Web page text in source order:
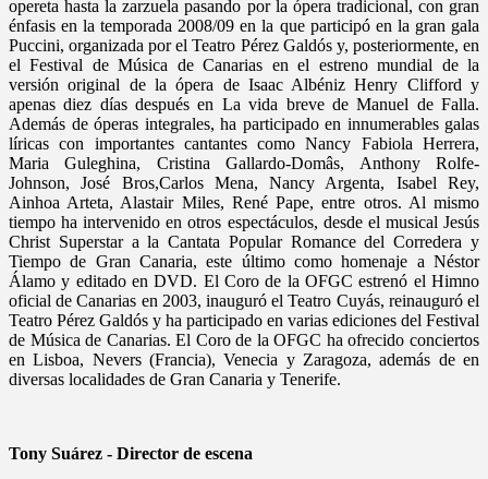
opereta hasta la zarzuela pasando por la ópera tradicional, con gran
énfasis en la temporada 2008/09 en la que participó en la gran gala
Puccini, organizada por el Teatro Pérez Galdós y, posteriormente, en
el Festival de Música de Canarias en el estreno mundial de la
versión original de la ópera de Isaac Albéniz Henry Clifford y
apenas diez días después en La vida breve de Manuel de Falla.
Además de óperas integrales, ha participado en innumerables galas
líricas con importantes cantantes como Nancy Fabiola Herrera,
Maria Guleghina, Cristina Gallardo-Domâs, Anthony Rolfe-
Johnson, José Bros,Carlos Mena, Nancy Argenta, Isabel Rey,
Ainhoa Arteta, Alastair Miles, René Pape, entre otros. Al mismo
tiempo ha intervenido en otros espectáculos, desde el musical Jesús
Christ Superstar a la Cantata Popular Romance del Corredera y
Tiempo de Gran Canaria, este último como homenaje a Néstor
Álamo y editado en DVD. El Coro de la OFGC estrenó el Himno
oficial de Canarias en 2003, inauguró el Teatro Cuyás, reinauguró el
Teatro Pérez Galdós y ha participado en varias ediciones del Festival
de Música de Canarias. El Coro de la OFGC ha ofrecido conciertos
en Lisboa, Nevers (Francia), Venecia y Zaragoza, además de en
diversas localidades de Gran Canaria y Tenerife.
Tony Suárez - Director de escena